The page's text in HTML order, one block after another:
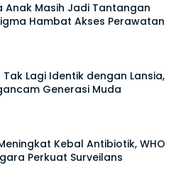
Anak Masih Jadi Tantangan
Hambat Akses Perawatan
Tak Lagi Identik dengan Lansia,
Generasi Muda
Kebal Antibiotik, WHO
Perkuat Surveilans